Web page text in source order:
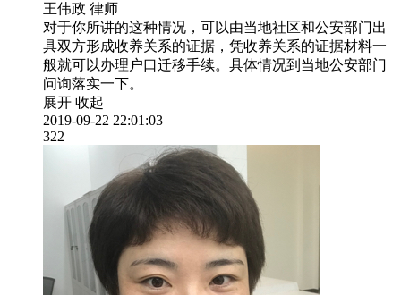
王伟政 律师
对于你所讲的这种情况，可以由当地社区和公安部门出
具双方形成收养关系的证据，凭收养关系的证据材料一
般就可以办理户口迁移手续。具体情况到当地公安部门
问询落实一下。
展开 收起
2019-09-22 22:01:03
322